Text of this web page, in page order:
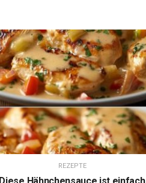
REZEPTE